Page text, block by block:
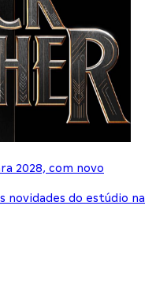
2028, com novo
novidades do estúdio na